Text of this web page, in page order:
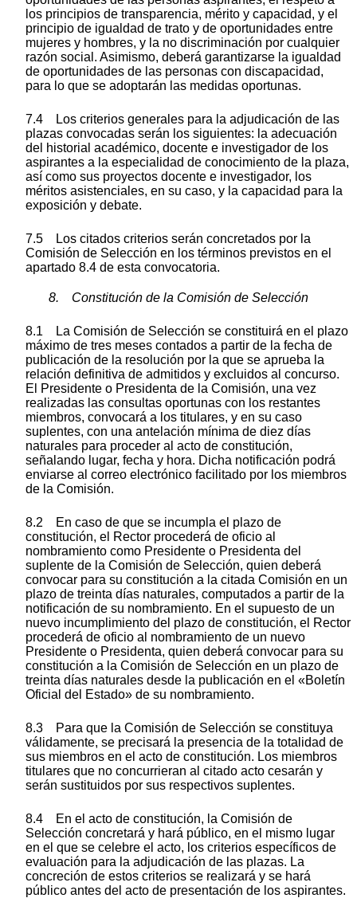
los principios de transparencia, mérito y capacidad, y el
principio de igualdad de trato y de oportunidades entre
mujeres y hombres, y la no discriminación por cualquier
razón social. Asimismo, deberá garantizarse la igualdad
de oportunidades de las personas con discapacidad,
para lo que se adoptarán las medidas oportunas.
7.4 Los criterios generales para la adjudicación de las
plazas convocadas serán los siguientes: la adecuación
del historial académico, docente e investigador de los
aspirantes a la especialidad de conocimiento de la plaza,
así como sus proyectos docente e investigador, los
méritos asistenciales, en su caso, y la capacidad para la
exposición y debate.
7.5 Los citados criterios serán concretados por la
Comisión de Selección en los términos previstos en el
apartado 8.4 de esta convocatoria.
8. Constitución de la Comisión de Selección
8.1 La Comisión de Selección se constituirá en el plazo
máximo de tres meses contados a partir de la fecha de
publicación de la resolución por la que se aprueba la
relación definitiva de admitidos y excluidos al concurso.
El Presidente o Presidenta de la Comisión, una vez
realizadas las consultas oportunas con los restantes
miembros, convocará a los titulares, y en su caso
suplentes, con una antelación mínima de diez días
naturales para proceder al acto de constitución,
señalando lugar, fecha y hora. Dicha notificación podrá
enviarse al correo electrónico facilitado por los miembros
de la Comisión.
8.2 En caso de que se incumpla el plazo de
constitución, el Rector procederá de oficio al
nombramiento como Presidente o Presidenta del
suplente de la Comisión de Selección, quien deberá
convocar para su constitución a la citada Comisión en un
plazo de treinta días naturales, computados a partir de la
notificación de su nombramiento. En el supuesto de un
nuevo incumplimiento del plazo de constitución, el Rector
procederá de oficio al nombramiento de un nuevo
Presidente o Presidenta, quien deberá convocar para su
constitución a la Comisión de Selección en un plazo de
treinta días naturales desde la publicación en el «Boletín
Oficial del Estado» de su nombramiento.
8.3 Para que la Comisión de Selección se constituya
válidamente, se precisará la presencia de la totalidad de
sus miembros en el acto de constitución. Los miembros
titulares que no concurrieran al citado acto cesarán y
serán sustituidos por sus respectivos suplentes.
8.4 En el acto de constitución, la Comisión de
Selección concretará y hará público, en el mismo lugar
en el que se celebre el acto, los criterios específicos de
evaluación para la adjudicación de las plazas. La
concreción de estos criterios se realizará y se hará
público antes del acto de presentación de los aspirantes.